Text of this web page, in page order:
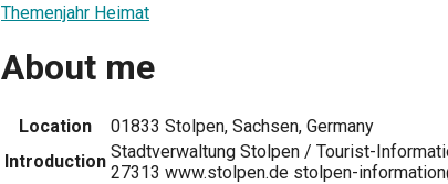
Themenjahr Heimat
About me
Location
01833 Stolpen, Sachsen, Germany
Introduction Stadtverwaltung Stolpen / Tourist-
27313 www.stolpen.de stolpen-